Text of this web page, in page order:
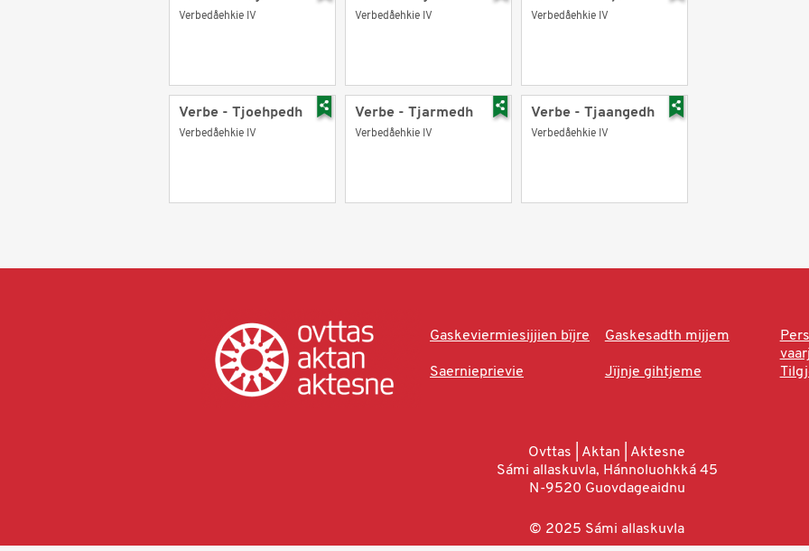
Verbedåehkie IV Verbedåehkie IV Verbedåehkie IV
Verbe - Tjoehpedh
Verbedåehkie IV
Verbe - Tjarmedh
Verbedåehkie IV
Verbe - Tjaangedh
Verbedåehkie IV
Gaskeviermiesijjien bïjre Gaskesadth mijjem
Saernieprievie
Jïjnje gihtjeme
Ovttas | Aktan | Aktesne
Sámi allaskuvla, Hánnoluohkká 45
N-9520 Guovdageaidnu
© 2025 Sámi allaskuvla